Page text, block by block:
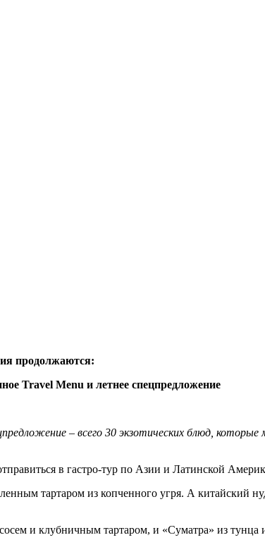
продолжаются:
Travel Menu и летнее спецпредложение
– всего 30 экзотических блюд,
в гастро-тур по Азии и Латинской
тартаром из копченного угря. А китайский
и клубничным тартаром, и «Суматра» из тунца